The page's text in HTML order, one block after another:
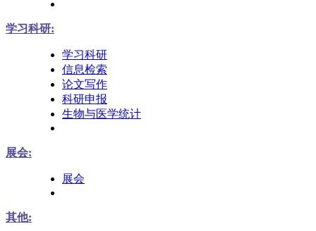
学习科研:
学习科研
信息检索
论文写作
科研申报
生物与医学统计
展会:
展会
其他: